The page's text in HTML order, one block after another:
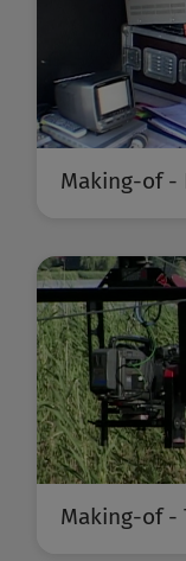
Making-of -
Making-of -